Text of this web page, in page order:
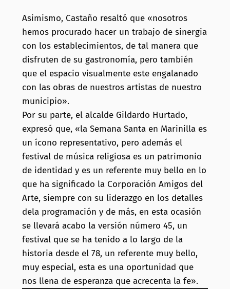
audio
Asimismo, Castaño resaltó que «nosotros
hemos procurado hacer un trabajo de sinergia
con los establecimientos, de tal manera que
disfruten de su gastronomía, pero también
que el espacio visualmente este engalanado
con las obras de nuestros artistas de nuestro
municipio».
Por su parte, el alcalde Gildardo Hurtado,
expresó que, «la Semana Santa en Marinilla es
un ícono representativo, pero además el
festival de música religiosa es un patrimonio
de identidad y es un referente muy bello en lo
que ha significado la Corporación Amigos del
Arte, siempre con su liderazgo en los detalles
dela programación y de más, en esta ocasión
se llevará acabo la versión número 45, un
festival que se ha tenido a lo largo de la
historia desde el 78, un referente muy bello,
muy especial, esta es una oportunidad que
nos llena de esperanza que acrecenta la fe».